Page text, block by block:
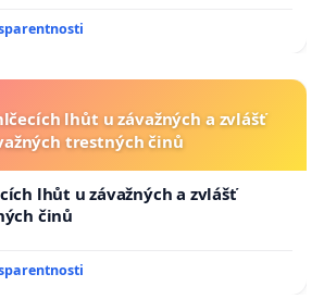
lhůt u závažných a zvlášť
trestných činů
lhůt u závažných a zvlášť
činů